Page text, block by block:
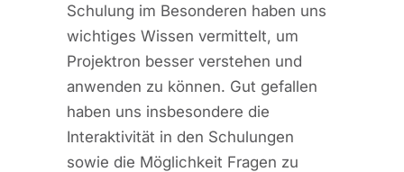
Schulung im Besonderen haben uns
wichtiges Wissen vermittelt, um
Projektron besser verstehen und
anwenden zu können. Gut gefallen
haben uns insbesondere die
Interaktivität in den Schulungen
sowie die Möglichkeit Fragen zu